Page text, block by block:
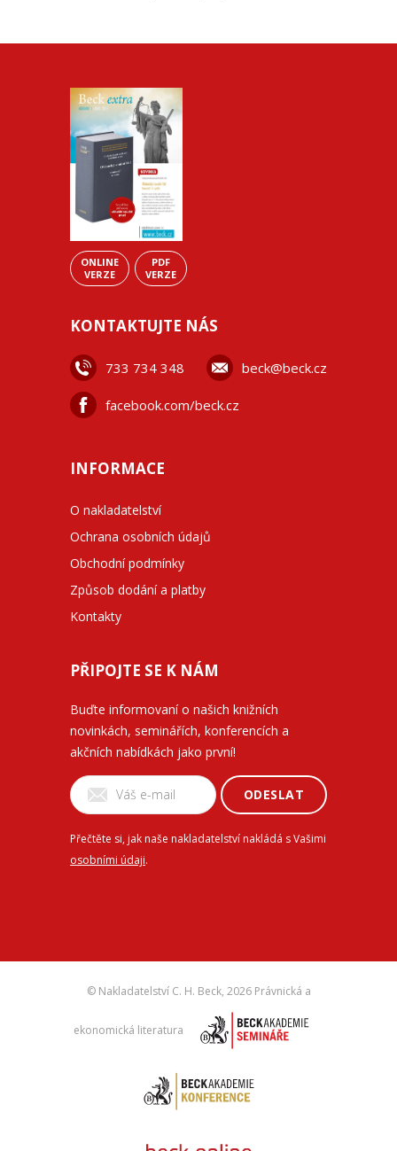
ONLINE
VERZE
PDF
VERZE
KONTAKTUJTE NÁS
733 734 348 beck@beck.cz
facebook.com/beck.cz
INFORMACE
O nakladatelství
Ochrana osobních údajů
Obchodní podmínky
Způsob dodání a platby
Kontakty
PŘIPOJTE SE K NÁM
Buďte informovaní o našich knižních
novinkách, seminářích, konferencích a
akčních nabídkách jako první!
ODESLAT
Přečtěte si, jak naše nakladatelství nakládá s Vašimi
osobními údaji.
© Nakladatelství C. H. Beck, 2026 Právnická a
ekonomická literatura